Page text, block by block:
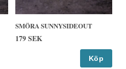
SMÖRA SUNNYSIDEOUT
179 SEK
Köp